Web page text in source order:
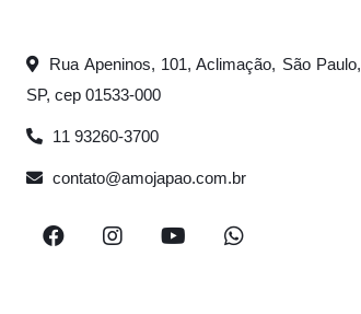
Rua Apeninos, 101, Aclimação, São Paulo,
SP, cep 01533-000
11 93260-3700
contato@amojapao.com.br
EVENTOS
Meguri leva
nikkei ao Norte